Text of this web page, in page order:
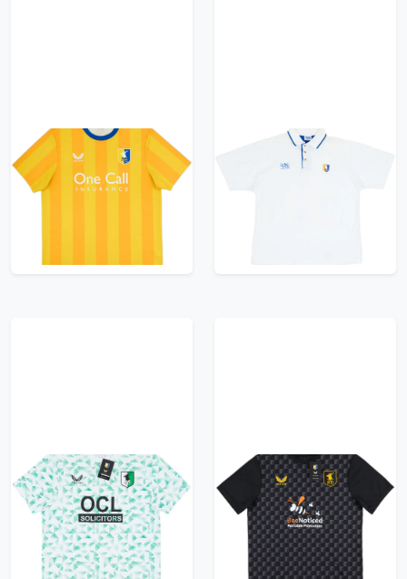
2024-25 Mansfield
Town Home Shirt -
10/10 - (XL)
2001-02 Mansfield
Town Polo Shirt - 8/10
2024-25 Mansfield
Town Away Shirt
33.99£ · ca. €40
Trikot kaufen
2024-25 Mansfield
Town Third Shirt
33.99£ · ca. €40
Trikot kaufen